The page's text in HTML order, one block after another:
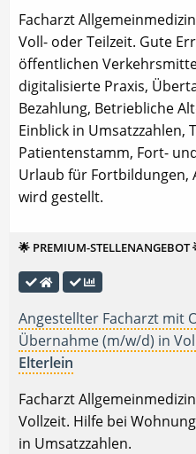
Facharzt
Voll- oder Teilzeit. Gute
öffentlichen
digitalisierte Praxis,
Bezahlung, Betriebliche
Einblick in Umsatzzahlen,
Patientenstamm, Fort-
Urlaub für Fortbildungen,
wird gestellt.
🌟 PREMIUM-STELLENANGEBOT
Angestellter Facharzt mit
Übernahme (m/w/d) in
Elterlein
Facharzt
Vollzeit. Hilfe bei
in Umsatzzahlen.